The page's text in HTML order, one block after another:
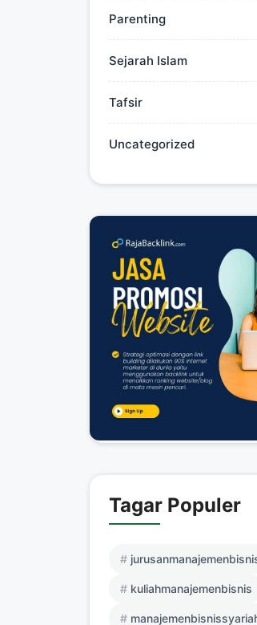
Parenting
Sejarah Islam
Tafsir
Uncategorized
Tagar Populer
kuliahmanajemenbisnis